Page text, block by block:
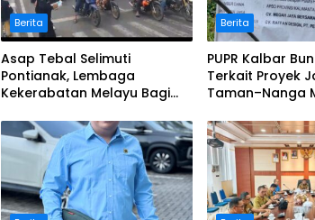
Berita
Asap Tebal Selimuti
Pontianak, Lembaga
Kekerabatan Melayu Bagi
Berita
PUPR Kalbar
Terkait Proyek
Taman–Nanga